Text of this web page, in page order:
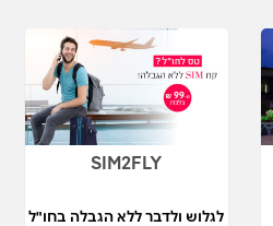
SIM2FLY
לגלוש ולדבר ללא הגבלה בחו"ל